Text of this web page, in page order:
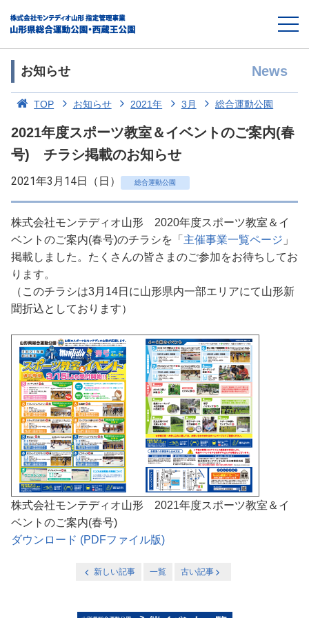
お知らせ News
TOP お知らせ 2021年 3月 総合運動公園
2021年度スポーツ教室＆イベントのご案内(春
号) チラシ掲載のお知らせ
2021年3月14日（日） 総合運動公園
株式会社モンテディオ山形 2020年度スポーツ教室＆イ
ベントのご案内(春号)のチラシを「 主催事業一覧ページ 」
掲載しました。たくさんの皆さまのご参加をお待ちしてお
ります。
（このチラシは3月14日に山形県内一部エリアにて山形新
聞折込としております）
株式会社モンテディオ山形 2021年度スポーツ教室＆イ
ベントのご案内(春号)
ダウンロード (PDFファイル版)
新しい記事 一覧 古い記事